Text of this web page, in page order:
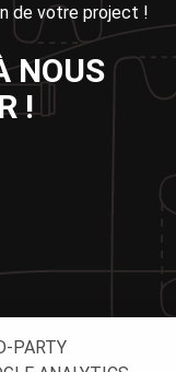
de votre project !
NOUS
!
PARTY